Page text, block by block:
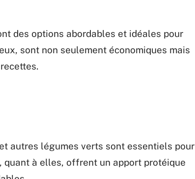
des options abordables et idéales pour
sont non seulement économiques mais
autres légumes verts sont essentiels pour
quant à elles, offrent un apport protéique